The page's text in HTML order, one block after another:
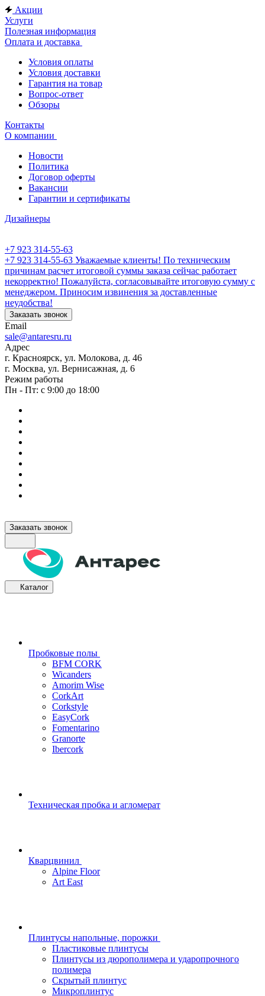
Акции
Услуги
Полезная информация
Оплата и доставка
Условия оплаты
Условия доставки
Гарантия на товар
Вопрос-ответ
Обзоры
Контакты
О компании
Новости
Политика
Договор оферты
Вакансии
Гарантии и сертификаты
Дизайнеры
+7 923 314-55-63
+7 923 314-55-63 Уважаемые клиенты! По техническим
причинам расчет итоговой суммы заказа сейчас работает
некорректно! Пожалуйста, согласовывайте итоговую сумму с
менеджером. Приносим извинения за доставленные
неудобства!
Заказать звонок
Email
sale@antaresru.ru
Адрес
г. Красноярск, ул. Молокова, д. 46
г. Москва, ул. Вернисажная, д. 6
Режим работы
Пн - Пт: с 9:00 до 18:00
Заказать звонок
Каталог
Пробковые полы
BFM CORK
Wicanders
Amorim Wise
CorkArt
Corkstyle
EasyCork
Fomentarino
Granorte
Ibercork
Техническая пробка и агломерат
Кварцвинил
Alpine Floor
Art East
Плинтусы напольные, порожки
Пластиковые плинтусы
Плинтусы из дюрополимера и ударопрочного
полимера
Скрытый плинтус
Микроплинтус